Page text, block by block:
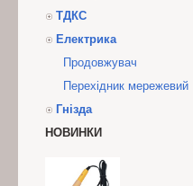
ТДКС
Електрика
Продовжувач
Перехідник мережевий
Гнізда
НОВИНКИ